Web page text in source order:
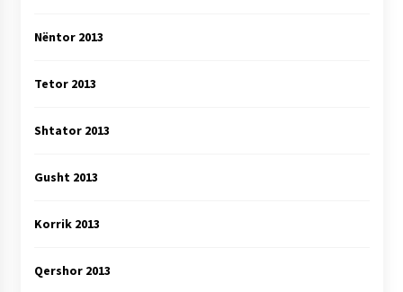
Nëntor 2013
Tetor 2013
Shtator 2013
Gusht 2013
Korrik 2013
Qershor 2013